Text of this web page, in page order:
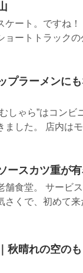
ケート。ですね
ョートトラック
プラーメンに
しゃら”はコン
ました。 店内は
ースカツ重が
舗食堂。 サービ
さくで、初めて
秋晴れの空の